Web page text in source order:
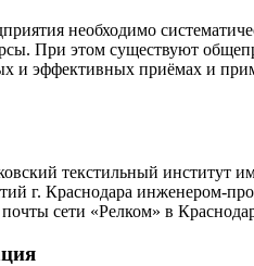
необходимо
При этом существуют
и эффективных приёмах и
текстильный институт
г. Краснодара инженером-
сети «Релком» в